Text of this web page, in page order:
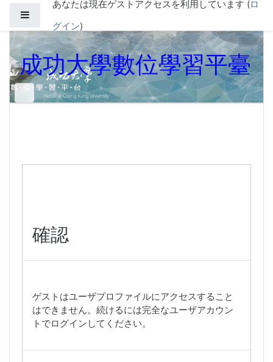
メインコンテンツへスキップする
あなたは現在ゲストアクセスを利用しています (ロ
グイン)
成功大學數位學習平臺
確認
ゲストはユーザプロファイルにアクセスすること
はできません。続けるには完全なユーザアカウン
トでログインしてください。